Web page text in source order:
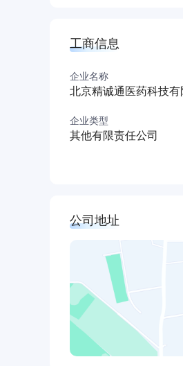
工商信息
企业名称
北京精诚通医药科技有
企业类型
其他有限责任公司
公司地址